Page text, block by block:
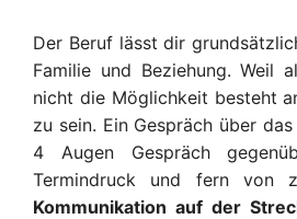
Der Beruf lässt dir
Familie und Beziehung. Weil a
nicht die Möglichkeit besteht
zu sein. Ein Gespräch über
4 Augen Gespräch
Termindruck und fern von
Kommunikation auf der